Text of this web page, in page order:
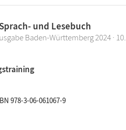
und Lesebuch
Baden-Württemberg 2024 · 10.
978-3-06-061067-9